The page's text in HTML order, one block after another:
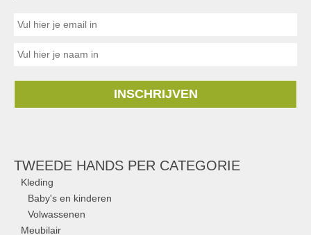
INSCHRIJVEN
TWEEDE HANDS PER CATEGORIE
Kleding
Baby's en kinderen
Volwassenen
Meubilair